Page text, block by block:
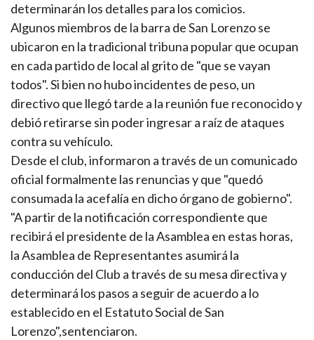
determinarán los detalles para los comicios.
Algunos miembros de la barra de San Lorenzo se
ubicaron en la tradicional tribuna popular que ocupan
en cada partido de local al grito de "que se vayan
todos". Si bien no hubo incidentes de peso, un
directivo que llegó tarde a la reunión fue reconocido y
debió retirarse sin poder ingresar a raíz de ataques
contra su vehículo.
Desde el club, informaron a través de un comunicado
oficial formalmente las renuncias y que "quedó
consumada la acefalía en dicho órgano de gobierno".
"A partir de la notificación correspondiente que
recibirá el presidente de la Asamblea en estas horas,
la Asamblea de Representantes asumirá la
conducción del Club a través de su mesa directiva y
determinará los pasos a seguir de acuerdo a lo
establecido en el Estatuto Social de San
Lorenzo",sentenciaron.